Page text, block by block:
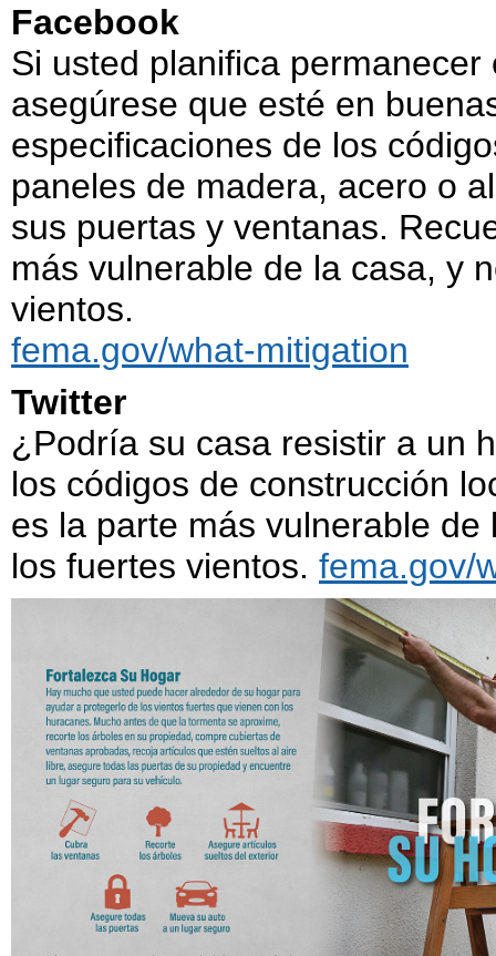
Facebook
Si usted planifica
asegúrese que esté en
especificaciones de los
paneles de madera, acero o
sus puertas y ventanas.
más vulnerable de la casa, y
vientos.
fema.gov/what-mitigation
Twitter
¿Podría su casa resistir a un
los códigos de construcción
es la parte más vulnerable
los fuertes vientos. fema.gov/